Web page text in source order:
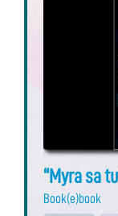
“Myra sa
Book(e)book